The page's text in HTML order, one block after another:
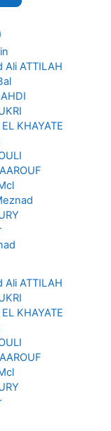
Rechercher des
Ali ATTILAH
KHAYATE
Ali ATTILAH
KHAYATE